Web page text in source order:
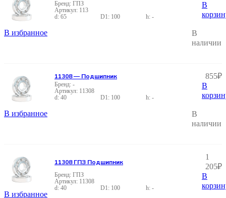
В избранное
113
65
100 -
ГПЗ
В
В
наличии
В избранное
11308
40
100 -
-
11308 — Подшипник 855₽
В
В
наличии
В избранное
11308
40
100 -
ГПЗ
11308 ГПЗ Подшипник
1
205₽
В